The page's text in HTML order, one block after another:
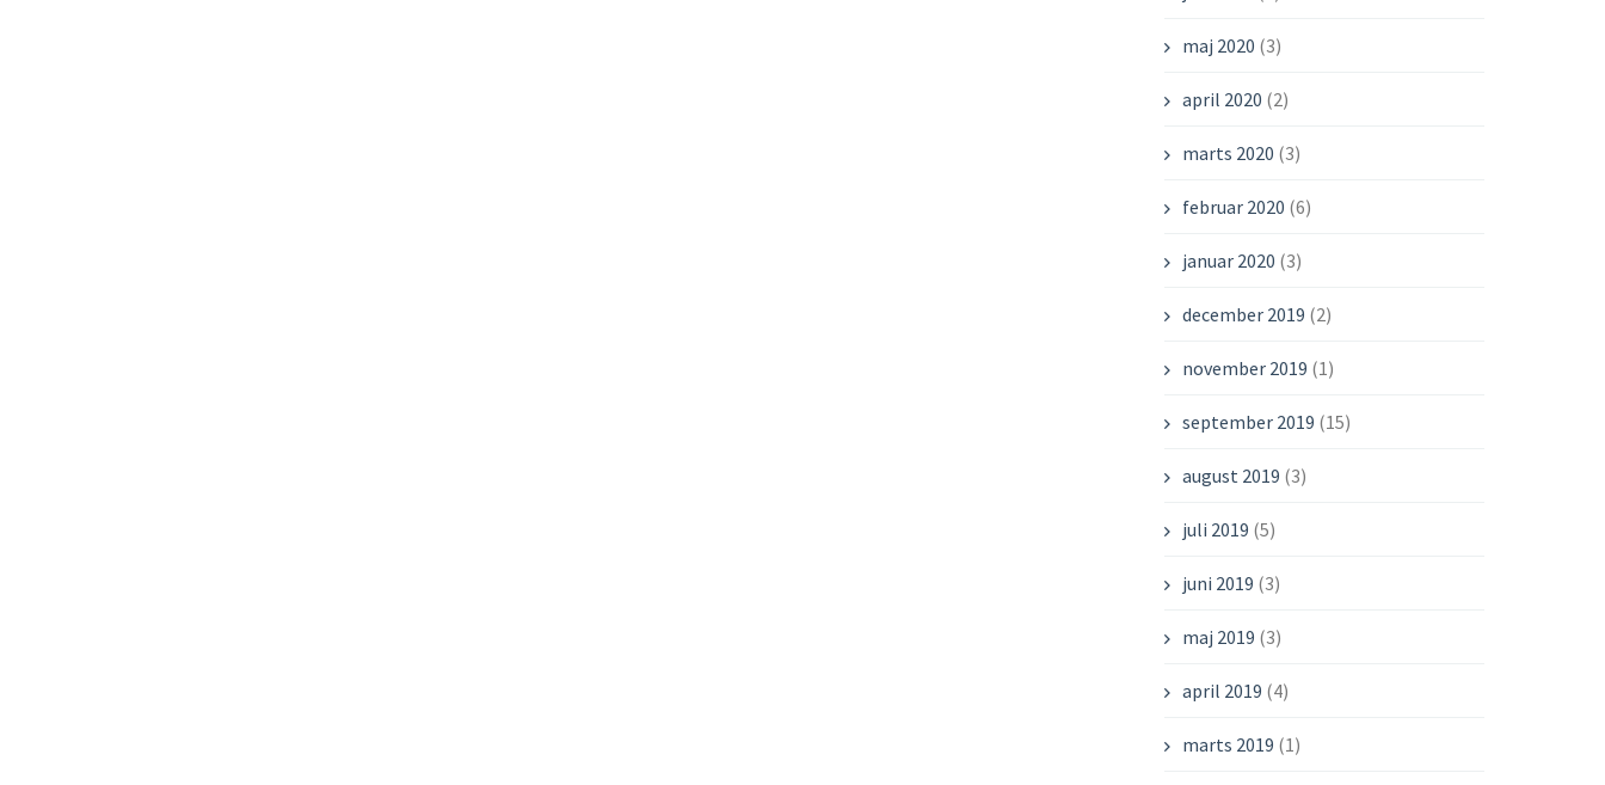
maj 2020 (3)
april 2020 (2)
marts 2020 (3)
februar 2020 (6)
januar 2020 (3)
december 2019 (2)
november 2019 (1)
september 2019 (15)
august 2019 (3)
juli 2019 (5)
juni 2019 (3)
maj 2019 (3)
april 2019 (4)
marts 2019 (1)